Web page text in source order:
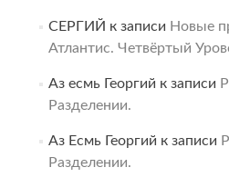
СЕРГИЙ к записи Новые
Атлантис. Четвёртый
Аз есмь Георгий к записи
Разделении.
Аз Есмь Георгий к записи
Разделении.